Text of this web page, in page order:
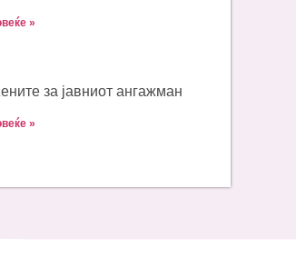
»
за јавниот ангажман
»